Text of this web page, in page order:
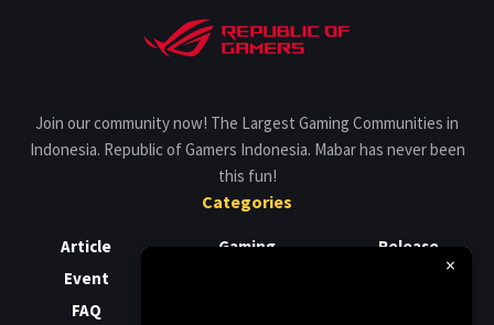
Join our community now! The Largest Gaming Communities in
Indonesia. Republic of Gamers Indonesia. Mabar has never been
this fun!
Categories
Article
Event
FAQ
Gaming
Release
×